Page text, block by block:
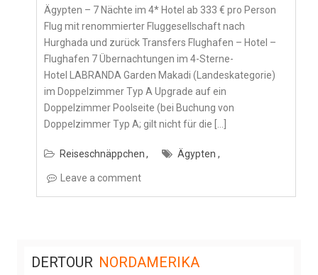
Ägypten – 7 Nächte im 4* Hotel ab 333 € pro Person
Flug mit renommierter Fluggesellschaft nach
Hurghada und zurück Transfers Flughafen – Hotel –
Flughafen 7 Übernachtungen im 4-Sterne-
Hotel LABRANDA Garden Makadi (Landeskategorie)
im Doppelzimmer Typ A Upgrade auf ein
Doppelzimmer Poolseite (bei Buchung von
Doppelzimmer Typ A; gilt nicht für die […]
Reiseschnäppchen Ägypten
Leave a comment
DERTOUR NORDAMERIKA